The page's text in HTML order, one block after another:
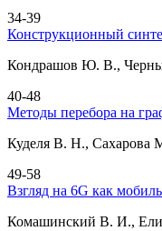
34-39
Конструкционный
Кондрашов Ю. В.,
40-48
Методы перебора на
Куделя В. Н.,
49-58
Взгляд на 6G как
Комашинский В. И.,